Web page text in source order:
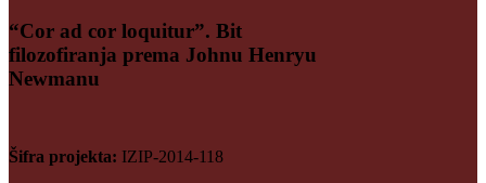
“Cor ad cor loquitur”. Bit
filozofiranja prema Johnu Henryu
Newmanu
Šifra projekta: IZIP-2014-118